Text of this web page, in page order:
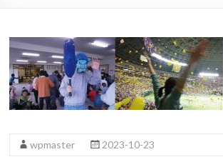
wpmaster 2023-10-23